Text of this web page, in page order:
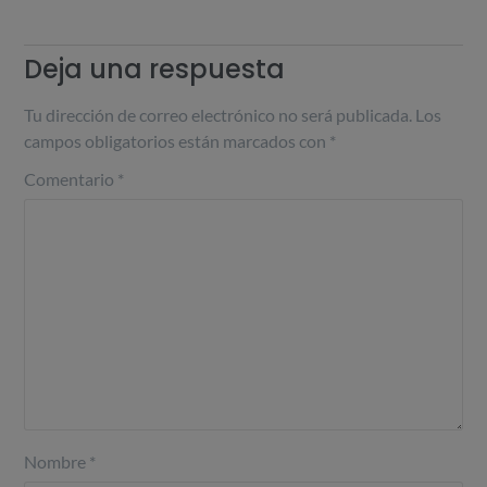
Deja una respuesta
Tu dirección de correo electrónico no será publicada. Los
campos obligatorios están marcados con *
Comentario *
Nombre *